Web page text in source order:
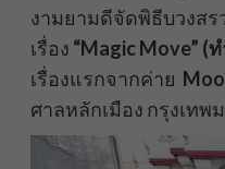
งามยามดีจัดพิธีบวงสร
เรื่อง “Magic Move” (
เรื่องแรกจากค่าย
ศาลหลักเมือง กรุงเทพ